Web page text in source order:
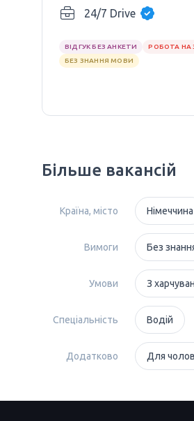
24/7 Drive
ВІДГУК БЕЗ АНКЕТИ
РОБОТА НА
БЕЗ ЗНАННЯ МОВИ
Більше вакансій
Країна, місто Німеччина
Вимоги Без
Умови З
Спеціальність Водій
Додатково Для